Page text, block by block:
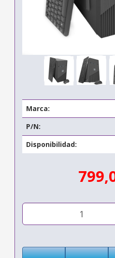
Marca:
P/N:
Disponibilidad: